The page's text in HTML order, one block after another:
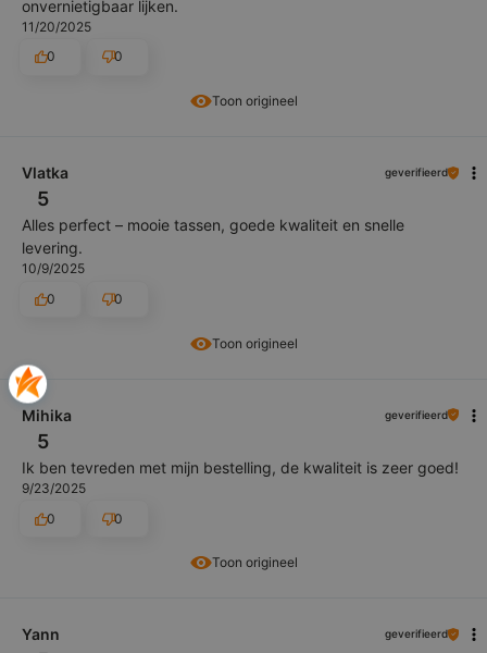
Toon origineel
onvernietigbaar lijken.
11/20/2025
0
0
Toon origineel
Vlatka geverifieerd
5
Alles perfect – mooie tassen, goede kwaliteit en snelle
levering.
10/9/2025
0
0
Toon origineel
Mihika geverifieerd
5
Ik ben tevreden met mijn bestelling, de kwaliteit is zeer goed!
9/23/2025
0
0
Yann geverifieerd